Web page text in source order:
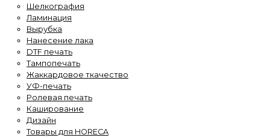
Шелкография
Ламинация
Вырубка
Нанесение лака
DTF печать
Тампопечать
Жаккардовое ткачество
УФ-печать
Ролевая печать
Каширование
Дизайн
Товары для HORECA